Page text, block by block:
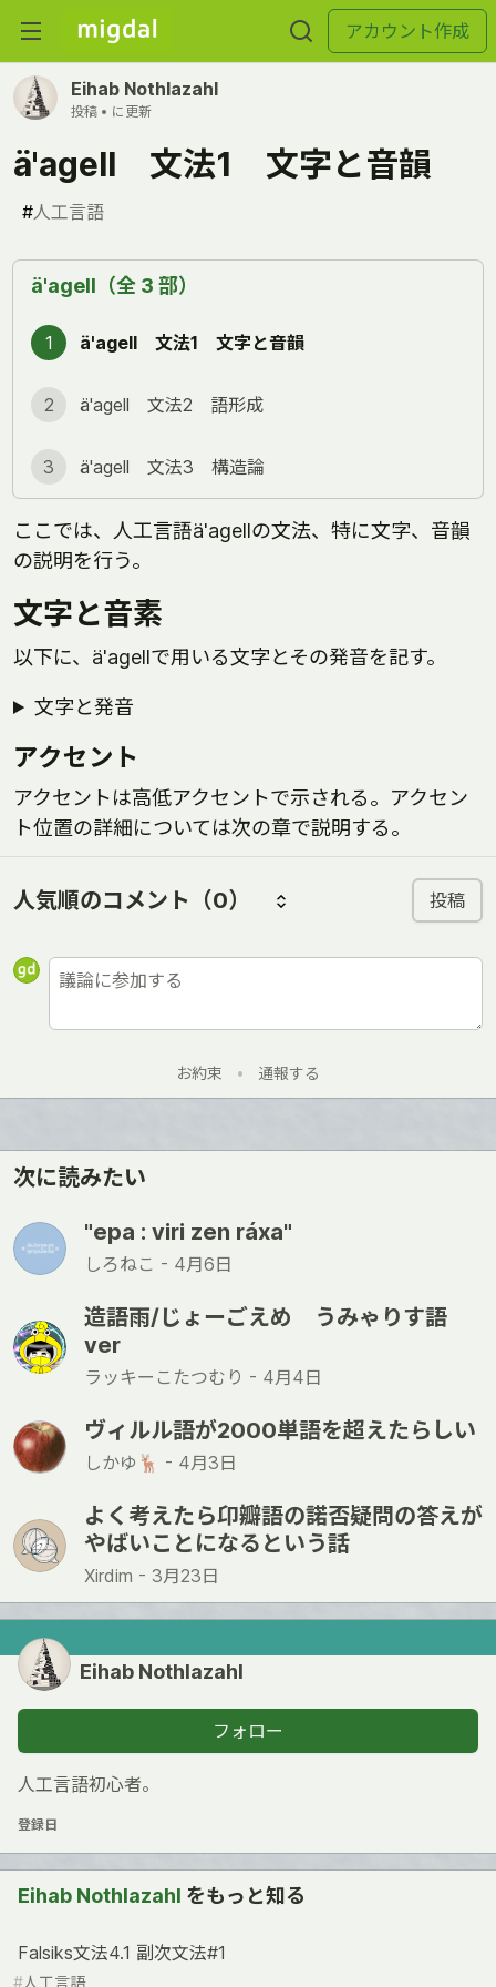
アカウント作成
Eihab Nothlazahl
投稿 • に更新
ä'agell 文法1 文字と音韻
#人工言語
ä'agell（全 3 部）
1 ä'agell 文法1 文字と音韻
2 ä'agell 文法2 語形成
3 ä'agell 文法3 構造論
ここでは、人工言語ä'agellの文法、特に文字、音韻
の説明を行う。
文字と音素
以下に、ä'agellで用いる文字とその発音を記す。
文字と発音
アクセント
アクセントは高低アクセントで示される。アクセン
ト位置の詳細については次の章で説明する。
人気順のコメント （0） 投稿
お約束 • 通報する
次に読みたい
"epa : viri zen ráxa"
しろねこ - 4月6日
造語雨/じょーごえめ うみゃりす語
ver
ラッキーこたつむり - 4月4日
ヴィルル語が2000単語を超えたらしい
しかゆ🦌 - 4月3日
よく考えたら卬瓣語の諾否疑問の答えが
やばいことになるという話
Xirdim - 3月23日
Eihab Nothlazahl
フォロー
人工言語初心者。
登録日
Eihab Nothlazahl をもっと知る
Falsiks文法4.1 副次文法#1
#人工言語